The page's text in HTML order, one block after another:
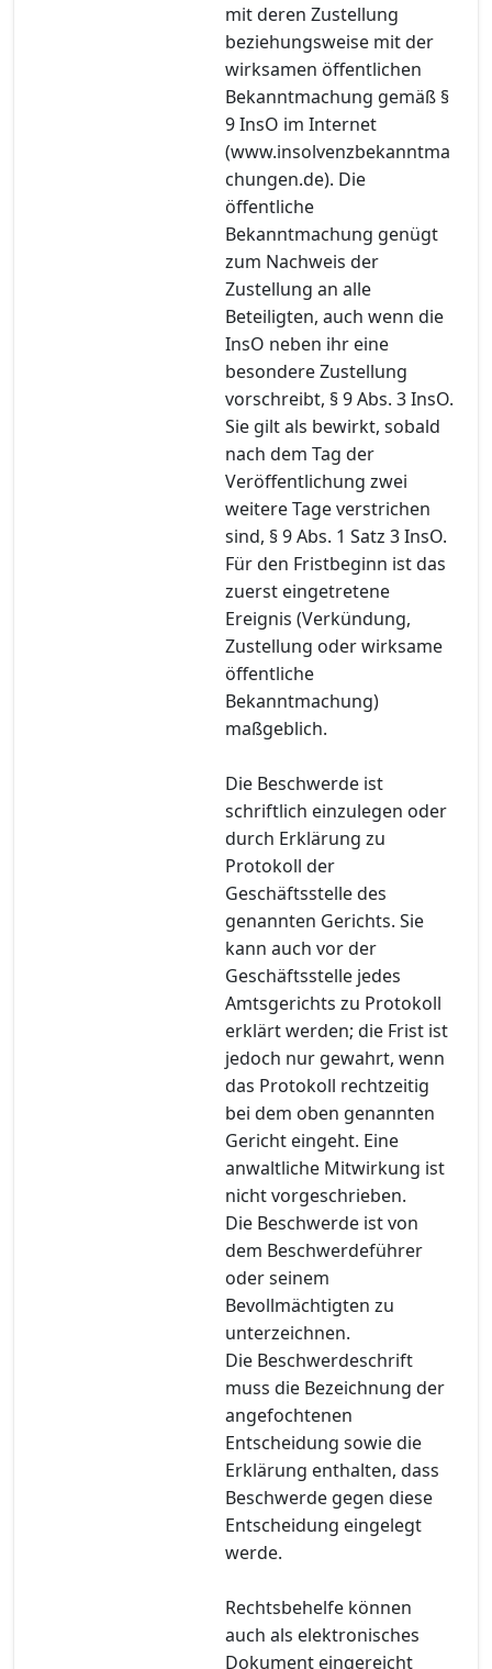
mit deren Zustellung
beziehungsweise mit der
wirksamen öffentlichen
Bekanntmachung gemäß §
9 InsO im Internet
(www.insolvenzbekanntma
chungen.de). Die
öffentliche
Bekanntmachung genügt
zum Nachweis der
Zustellung an alle
Beteiligten, auch wenn die
InsO neben ihr eine
besondere Zustellung
vorschreibt, § 9 Abs. 3 InsO.
Sie gilt als bewirkt, sobald
nach dem Tag der
Veröffentlichung zwei
weitere Tage verstrichen
sind, § 9 Abs. 1 Satz 3 InsO.
Für den Fristbeginn ist das
zuerst eingetretene
Ereignis (Verkündung,
Zustellung oder wirksame
öffentliche
Bekanntmachung)
maßgeblich.
Die Beschwerde ist
schriftlich einzulegen oder
durch Erklärung zu
Protokoll der
Geschäftsstelle des
genannten Gerichts. Sie
kann auch vor der
Geschäftsstelle jedes
Amtsgerichts zu Protokoll
erklärt werden; die Frist ist
jedoch nur gewahrt, wenn
das Protokoll rechtzeitig
bei dem oben genannten
Gericht eingeht. Eine
anwaltliche Mitwirkung ist
nicht vorgeschrieben.
Die Beschwerde ist von
dem Beschwerdeführer
oder seinem
Bevollmächtigten zu
unterzeichnen.
Die Beschwerdeschrift
muss die Bezeichnung der
angefochtenen
Entscheidung sowie die
Erklärung enthalten, dass
Beschwerde gegen diese
Entscheidung eingelegt
werde.
Rechtsbehelfe können
auch als elektronisches
Dokument eingereicht